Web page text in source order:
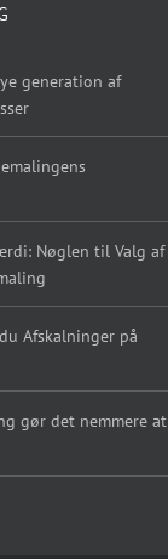
generation af
Nøglen til Valg af
Afskalninger på
gør det nemmere at